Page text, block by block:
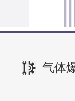
气体